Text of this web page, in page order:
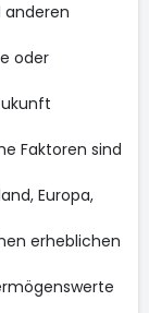
anderen
oder
Faktoren sind
Europa,
erheblichen